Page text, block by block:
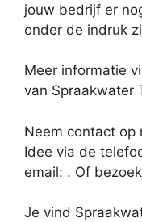
jouw bedrijf er
onder de indruk
Meer informatie
van Spraakwater
Neem contact op
Idee via de
email: . Of
Je vind